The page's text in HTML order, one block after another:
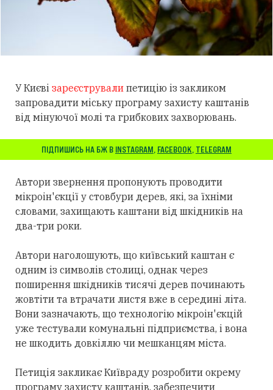
У Києві зареєстрували петицію із закликом
запровадити міську програму захисту каштанів
від мінуючої молі та грибкових захворювань.
ПІДПИШИСЬ НА БЖ В INSTAGRAM, FACEBOOK, TELEGRAM
Автори звернення пропонують проводити
мікроін'єкції у стовбури дерев, які, за їхніми
словами, захищають каштани від шкідників на
два-три роки.
Автори наголошують, що київський каштан є
одним із символів столиці, однак через
поширення шкідників тисячі дерев починають
жовтіти та втрачати листя вже в середині літа.
Вони зазначають, що технологію мікроін'єкцій
уже тестували комунальні підприємства, і вона
не шкодить довкіллю чи мешканцям міста.
Петиція закликає Київраду розробити окрему
програму захисту каштанів, забезпечити